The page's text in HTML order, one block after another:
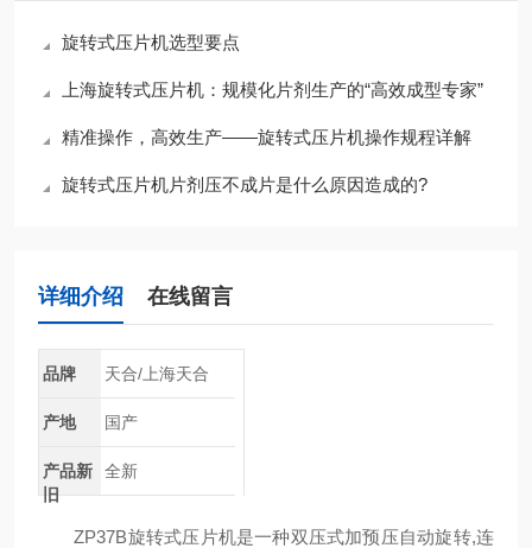
旋转式压片机选型要点
上海旋转式压片机：规模化片剂生产的“高效成型专家”
精准操作，高效生产——旋转式压片机操作规程详解
旋转式压片机片剂压不成片是什么原因造成的?
详细介绍 在线留言
品牌 天合/上海天合
产地 国产
产品新
旧
全新
ZP37B旋转式压片机是一种双压式加预压自动旋转,连